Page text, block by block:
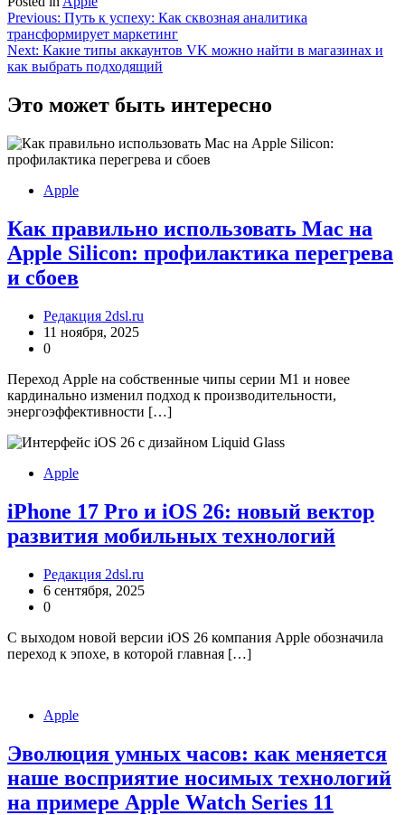
Навигация
по
записям
Previous: Путь к успеху: Как сквозная аналитика
трансформирует маркетинг
Next: Какие типы аккаунтов VK можно найти в магазинах и
как выбрать подходящий
Это может быть интересно
Apple
Как правильно использовать Mac на
Apple Silicon: профилактика перегрева
и сбоев
Редакция 2dsl.ru
11 ноября, 2025
0
Переход Apple на собственные чипы серии M1 и новее
кардинально изменил подход к производительности,
энергоэффективности […]
Apple
iPhone 17 Pro и iOS 26: новый вектор
развития мобильных технологий
Редакция 2dsl.ru
6 сентября, 2025
0
С выходом новой версии iOS 26 компания Apple обозначила
переход к эпохе, в которой главная […]
Apple
Эволюция умных часов: как меняется
наше восприятие носимых технологий
на примере Apple Watch Series 11